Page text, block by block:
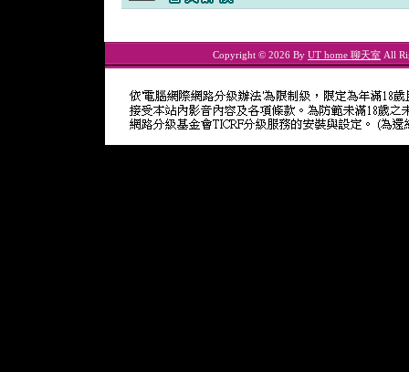
Copyright © 2026 By UT home 聊天室 All